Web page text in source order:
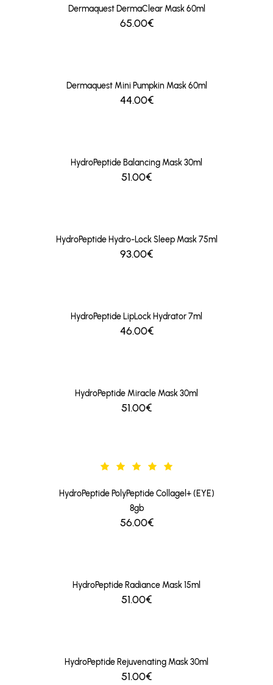
Dermaquest DermaClear Mask 60ml
65.00€
Dermaquest Mini Pumpkin Mask 60ml
44.00€
HydroPeptide Balancing Mask 30ml
51.00€
HydroPeptide Hydro-Lock Sleep Mask 75ml
93.00€
HydroPeptide LipLock Hydrator 7ml
46.00€
HydroPeptide Miracle Mask 30ml
51.00€
HydroPeptide PolyPeptide Collagel+ (EYE)
8gb
56.00€
HydroPeptide Radiance Mask 15ml
51.00€
HydroPeptide Rejuvenating Mask 30ml
51.00€